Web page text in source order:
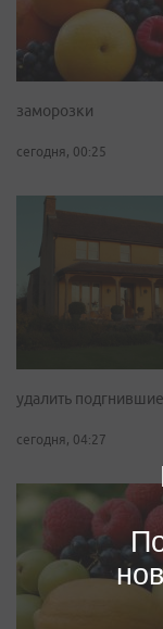
заморозки
сегодня, 00:25
удалить подгнившие
сегодня, 04:27